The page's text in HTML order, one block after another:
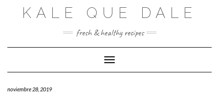
KALE QUE DALE
fresh & healthy recipes
Cambiar modo de navegación
noviembre 28, 2019